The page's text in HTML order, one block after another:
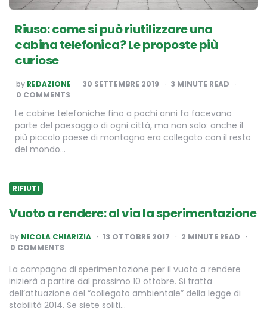
Riuso: come si può riutilizzare una
cabina telefonica? Le proposte più
curiose
POSTED
BY
by REDAZIONE 30 SETTEMBRE 2019 3 MINUTE READ
0 COMMENTS
Le cabine telefoniche fino a pochi anni fa facevano
parte del paesaggio di ogni città, ma non solo: anche il
più piccolo paese di montagna era collegato con il resto
del mondo…
RIFIUTI
Vuoto a rendere: al via la sperimentazione
POSTED
BY
by NICOLA CHIARIZIA 13 OTTOBRE 2017 2 MINUTE READ
0 COMMENTS
La campagna di sperimentazione per il vuoto a rendere
inizierà a partire dal prossimo 10 ottobre. Si tratta
dell’attuazione del “collegato ambientale” della legge di
stabilità 2014. Se siete soliti…